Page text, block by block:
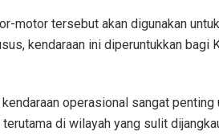
motor tersebut akan digunakan
kendaraan ini diperuntukkan bagi
kendaraan operasional sangat
di wilayah yang sulit